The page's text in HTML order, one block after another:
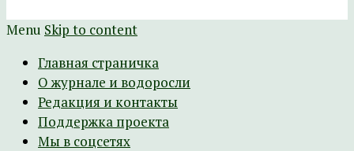
Menu Skip to content
Главная страничка
О журнале и водоросли
Редакция и контакты
Поддержка проекта
Мы в соцсетях